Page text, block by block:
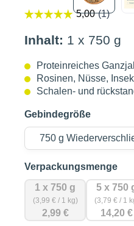
Inhalt: 1 x 750 g
Proteinreiches
Rosinen, Nüsse,
Schalen- und
Gebindegröße
Verpackungsmenge
1 x 750 g
(3,99 € / 1 kg)
2,99 €
5 x 750
(3,79 € / 1
14,20 €